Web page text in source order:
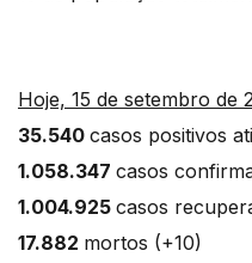
Hoje, 15 de setembro de
35.540 casos
1.058.347 casos
1.004.925 casos
17.882 mortos